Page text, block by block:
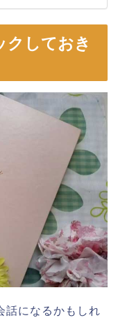
クしておき
話になるかもしれ